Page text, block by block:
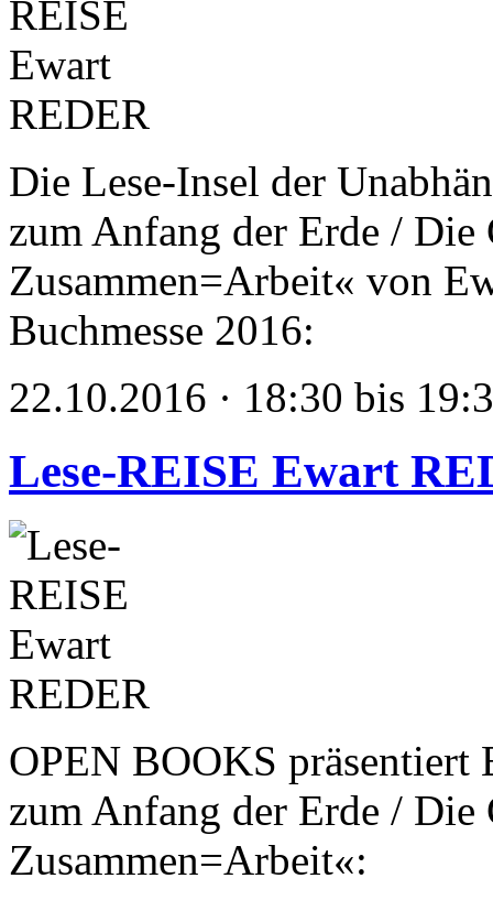
Die Lese-Insel der
zum Anfang der Erde / Die
Zusammen=Arbeit« von
Buchmesse 2016:
22.10.2016 · 18:30 bis
Lese-REISE Ewart
OPEN BOOKS präsentiert
zum Anfang der Erde / Die
Zusammen=Arbeit«: